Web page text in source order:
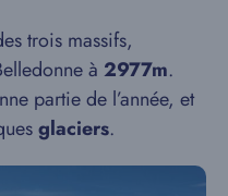
trois massifs,
à 2977m.
partie de l’année, et
glaciers.